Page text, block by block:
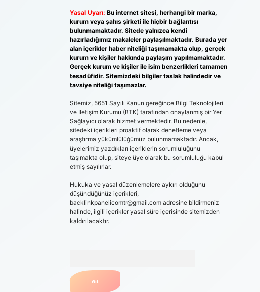
Yasal Uyarı: Bu internet sitesi, herhangi bir marka,
kurum veya şahıs şirketi ile hiçbir bağlantısı
bulunmamaktadır. Sitede yalnızca kendi
hazırladığımız makaleler paylaşılmaktadır. Burada yer
alan içerikler haber niteliği taşımamakta olup, gerçek
kurum ve kişiler hakkında paylaşım yapılmamaktadır.
Gerçek kurum ve kişiler ile isim benzerlikleri tamamen
tesadüfidir. Sitemizdeki bilgiler taslak halindedir ve
tavsiye niteliği taşımazlar.
Sitemiz, 5651 Sayılı Kanun gereğince Bilgi Teknolojileri
ve İletişim Kurumu (BTK) tarafından onaylanmış bir Yer
Sağlayıcı olarak hizmet vermektedir. Bu nedenle,
sitedeki içerikleri proaktif olarak denetleme veya
araştırma yükümlülüğümüz bulunmamaktadır. Ancak,
üyelerimiz yazdıkları içeriklerin sorumluluğunu
taşımakta olup, siteye üye olarak bu sorumluluğu kabul
etmiş sayılırlar.
Hukuka ve yasal düzenlemelere aykırı olduğunu
düşündüğünüz içerikleri,
backlinkpanelicomtr@gmail.comadresine bildirmeniz
halinde, ilgili içerikler yasal süre içerisinde sitemizden
kaldırılacaktır.